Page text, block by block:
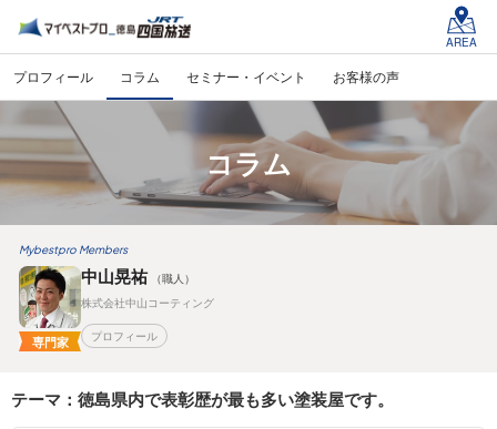
AREA
プロフィール コラム セミナー・イベント お客様の声
コラム
Mybestpro Members
専門家
中山晃祐
（職人）
株式会社中山コーティング
プロフィール
テーマ：徳島県内で表彰歴が最も多い塗装屋です。